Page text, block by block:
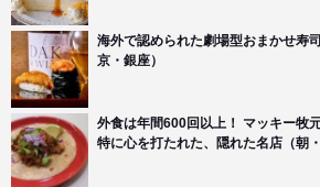
海外で認められた劇場型おまかせ寿
京・銀座）
外食は年間600回以上！ マッキー牧
特に心を打たれた、隠れた名店（朝・